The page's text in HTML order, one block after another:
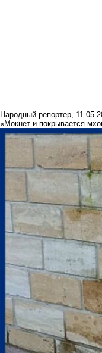
Народный репортер,
«Мокнет и покрывается